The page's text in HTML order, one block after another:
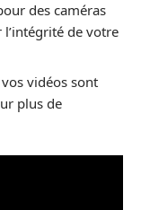
des caméras
de votre
vidéos sont
plus de